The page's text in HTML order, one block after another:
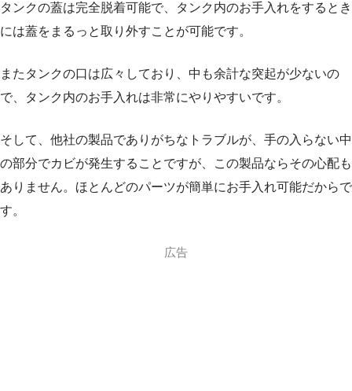
タンクの蓋は完全脱着可能で、タンク内のお手入れをするとき
には蓋をまるっと取り外すことが可能です。
またタンクの口は広々しており、中も余計な突起が少ないの
で、タンク内のお手入れは非常にやりやすいです。
そして、他社の製品でありがちなトラブルが、手の入らない中
の部分でカビが発生することですが、この製品ならその心配も
ありません。ほとんどのパーツが簡単にお手入れ可能だからで
す。
広告